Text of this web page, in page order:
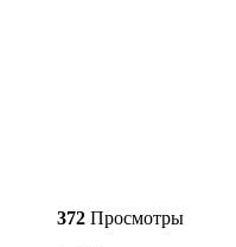
372 Просмотры